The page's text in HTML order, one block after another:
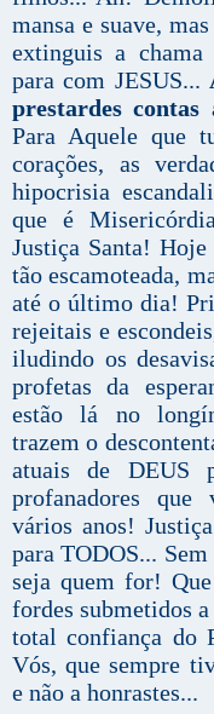
mansa e suave,
extinguis a
para com JESUS...
prestardes
Para Aquele que
corações, as
hipocrisia
que é
Justiça Santa! Hoje
tão escamoteada,
até o último dia!
rejeitais e
iludindo os
profetas da
estão lá no
trazem o
atuais de DEUS
profanadores
vários anos!
para TODOS...
seja quem for!
fordes submetidos
total confiança do
Vós, que sempre
e não a honrastes...